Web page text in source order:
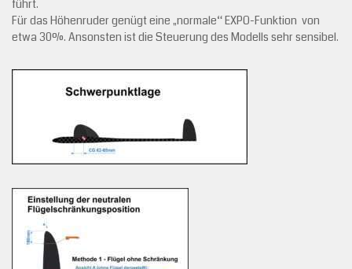
führt.
Für das Höhenruder genügt eine „normale“ EXPO-Funktion von
etwa 30%. Ansonsten ist die Steuerung des Modells sehr sensibel.